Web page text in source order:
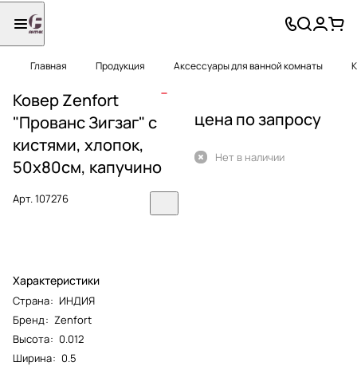
Главная Продукция Аксессуары для ванной комнаты
Ковер Zenfort
"Прованс Зигзаг" с
кистями, хлопок,
50х80см, капучино
Арт.107276
Характеристики
Страна: ИНДИЯ
Бренд: Zenfort
Высота: 0.012
Ширина: 0.5
цена по запросу
Нет в наличии